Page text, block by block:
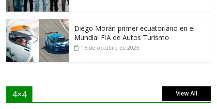
Diego Morán primer ecuatoriano en el
Mundial FIA de Autos Turismo
15 de octubre de 2025
4×4 View All